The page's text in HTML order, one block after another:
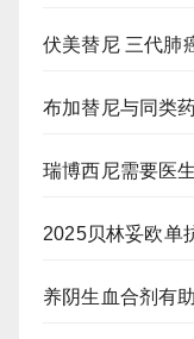
伏美替尼 三代肺
布加替尼与同类
瑞博西尼需要医
2025贝林妥欧单
养阴生血合剂有